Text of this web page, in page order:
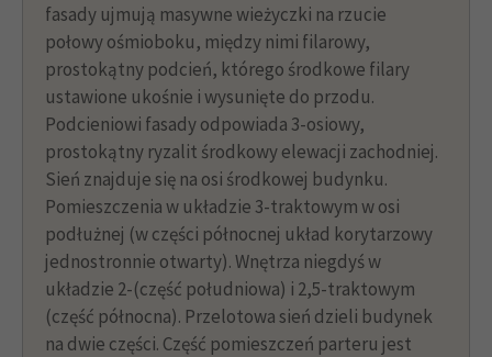
fasady ujmują masywne wieżyczki na rzucie
połowy ośmioboku, między nimi filarowy,
prostokątny podcień, którego środkowe filary
ustawione ukośnie i wysunięte do przodu.
Podcieniowi fasady odpowiada 3-osiowy,
prostokątny ryzalit środkowy elewacji zachodniej.
Sień znajduje się na osi środkowej budynku.
Pomieszczenia w układzie 3-traktowym w osi
podłużnej (w części północnej układ korytarzowy
jednostronnie otwarty). Wnętrza niegdyś w
układzie 2-(część południowa) i 2,5-traktowym
(część północna). Przelotowa sień dzieli budynek
na dwie części. Część pomieszczeń parteru jest